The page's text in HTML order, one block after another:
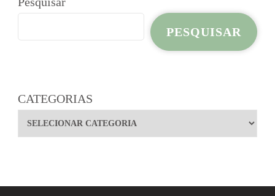
PESQUISAR
CATEGORIAS